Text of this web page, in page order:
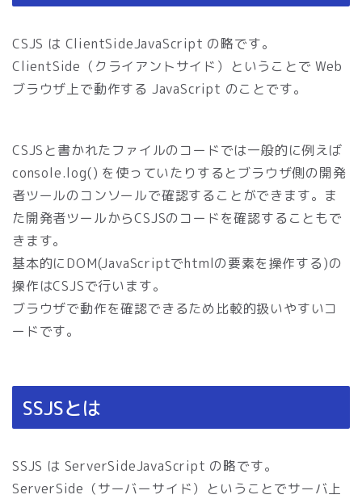
CSJS は ClientSideJavaScript の略です。
ClientSide（クライアントサイド）ということで Web
ブラウザ上で動作する JavaScript のことです。
CSJSと書かれたファイルのコードでは一般的に例えば
console.log() を使っていたりするとブラウザ側の開発
者ツールのコンソールで確認することができます。ま
た開発者ツールからCSJSのコードを確認することもで
きます。
基本的にDOM(JavaScriptでhtmlの要素を操作する)の
操作はCSJSで行います。
ブラウザで動作を確認できるため比較的扱いやすいコ
ードです。
SSJSとは
SSJS は ServerSideJavaScript の略です。
ServerSide（サーバーサイド）ということでサーバ上